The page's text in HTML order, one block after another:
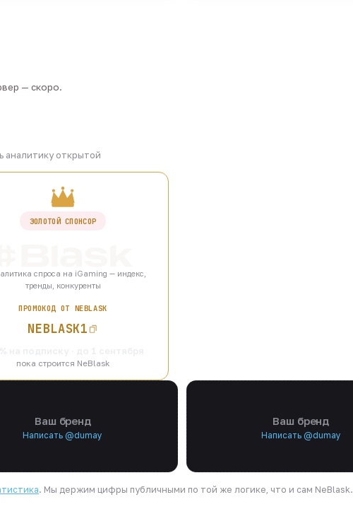
— скоро.
аналитику открытой
ЗОЛОТОЙ СПОНСОР
спроса на iGaming — индекс,
тренды, конкуренты
ПРОМОКОД ОТ NEBLASK
NEBLASK1
пока строится NeBlask
Ваш бренд
Написать @dumay
Ваш бренд
Написать @dumay
. Мы держим цифры публичными по той же логике, что и сам NeBlask.